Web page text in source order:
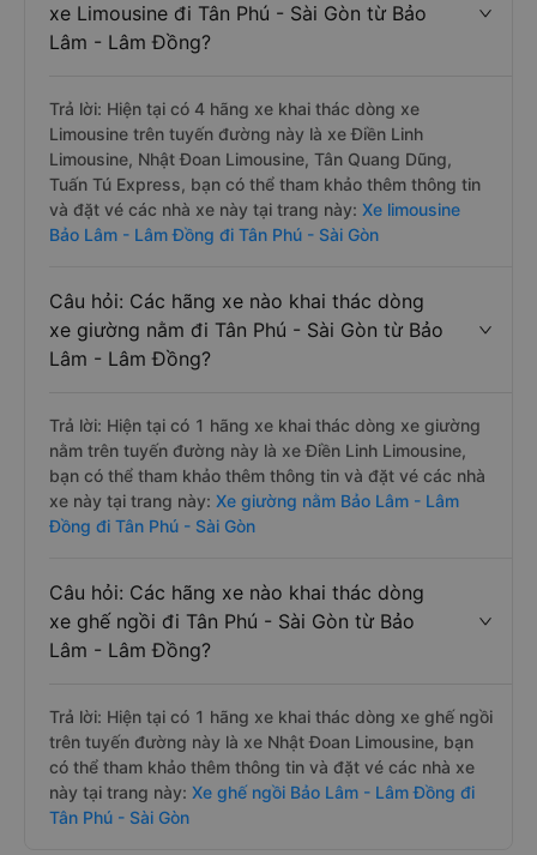
xe Limousine đi Tân Phú - Sài Gòn từ Bảo
Lâm - Lâm Đồng?
Trả lời: Hiện tại có 4 hãng xe khai thác dòng xe
Limousine trên tuyến đường này là xe Điền Linh
Limousine, Nhật Đoan Limousine, Tân Quang Dũng,
Tuấn Tú Express, bạn có thể tham khảo thêm thông tin
và đặt vé các nhà xe này tại trang này: Xe limousine
Bảo Lâm - Lâm Đồng đi Tân Phú - Sài Gòn
Câu hỏi: Các hãng xe nào khai thác dòng
xe giường nằm đi Tân Phú - Sài Gòn từ Bảo
Lâm - Lâm Đồng?
Trả lời: Hiện tại có 1 hãng xe khai thác dòng xe giường
nằm trên tuyến đường này là xe Điền Linh Limousine,
bạn có thể tham khảo thêm thông tin và đặt vé các nhà
xe này tại trang này: Xe giường nằm Bảo Lâm - Lâm
Đồng đi Tân Phú - Sài Gòn
Câu hỏi: Các hãng xe nào khai thác dòng
xe ghế ngồi đi Tân Phú - Sài Gòn từ Bảo
Lâm - Lâm Đồng?
Trả lời: Hiện tại có 1 hãng xe khai thác dòng xe ghế ngồi
trên tuyến đường này là xe Nhật Đoan Limousine, bạn
có thể tham khảo thêm thông tin và đặt vé các nhà xe
này tại trang này: Xe ghế ngồi Bảo Lâm - Lâm Đồng đi
Tân Phú - Sài Gòn